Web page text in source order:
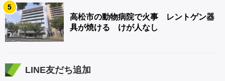
5
高松市の動物病院で火事 レントゲン器
具が焼ける けが人なし
LINE友だち追加